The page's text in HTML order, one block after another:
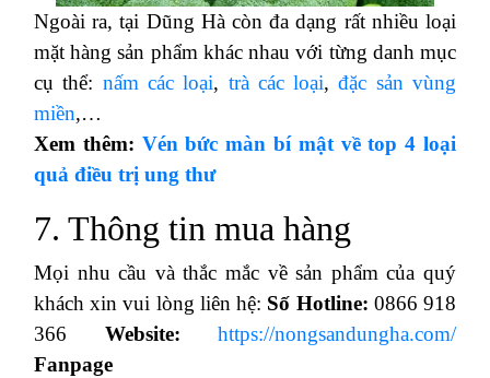
Ngoài ra, tại Dũng Hà còn đa dạng rất nhiều loại
mặt hàng sản phẩm khác nhau với từng danh mục
cụ thể: nấm các loại, trà các loại,đặc sản vùng
miền,…
Xem thêm: Vén bức màn bí mật về top 4 loại
quả điều trị ung thư
7. Thông tin mua hàng
Mọi nhu cầu và thắc mắc về sản phẩm của quý
khách xin vui lòng liên hệ: Số Hotline: 0866 918
366 Website:
https://nongsandungha.com/
Fanpage